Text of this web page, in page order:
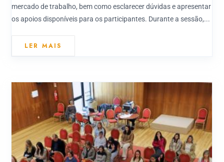
mercado de trabalho, bem como esclarecer dúvidas e apresentar
os apoios disponíveis para os participantes. Durante a sessão,...
LER MAIS